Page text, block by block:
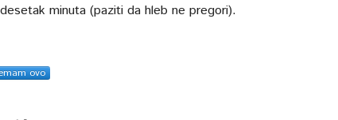
minuta (paziti da hleb ne pregori).
ovo